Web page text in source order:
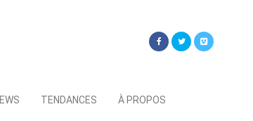
TENDANCES À PROPOS